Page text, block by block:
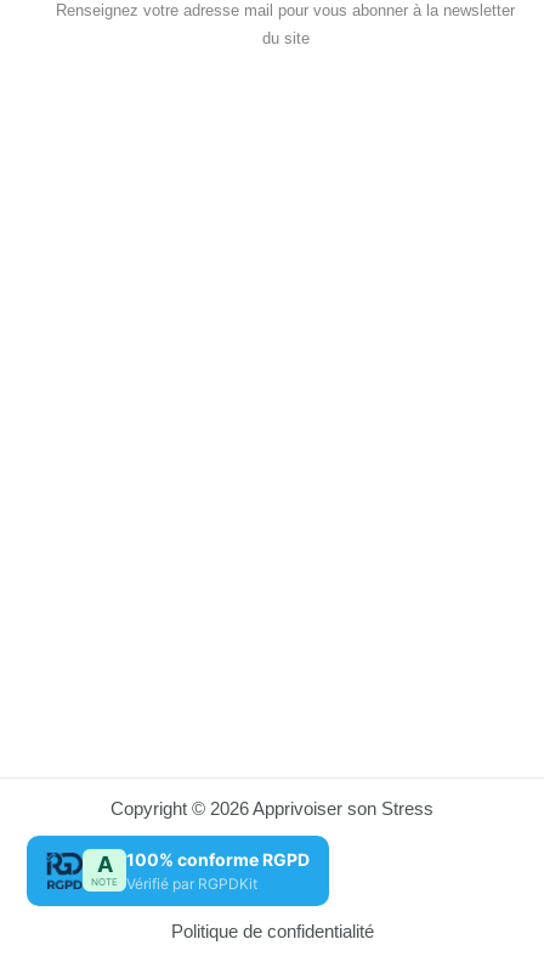
Renseignez votre adresse mail pour vous abonner à la newsletter
du site
Copyright © 2026 Apprivoiser son Stress
A
NOTE
100% conforme RGPD
Vérifié par RGPDKit
Politique de confidentialité